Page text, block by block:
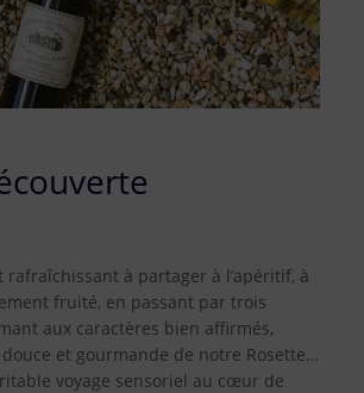
rafraîchissant à partager à l’apéritif, à
fruité, en passant par trois
aux caractères bien affirmés,
douce et gourmande de notre Rosette…
voyage sensoriel au cœur de